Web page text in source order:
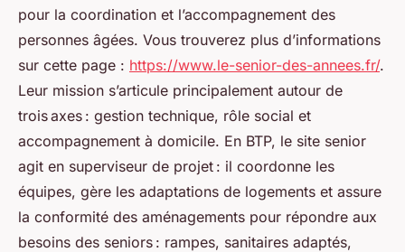
pour la coordination et l’accompagnement des
personnes âgées. Vous trouverez plus d’informations
sur cette page : https://www.le-senior-des-annees.fr/.
Leur mission s’articule principalement autour de
trois axes : gestion technique, rôle social et
accompagnement à domicile. En BTP, le site senior
agit en superviseur de projet : il coordonne les
équipes, gère les adaptations de logements et assure
la conformité des aménagements pour répondre aux
besoins des seniors : rampes, sanitaires adaptés,